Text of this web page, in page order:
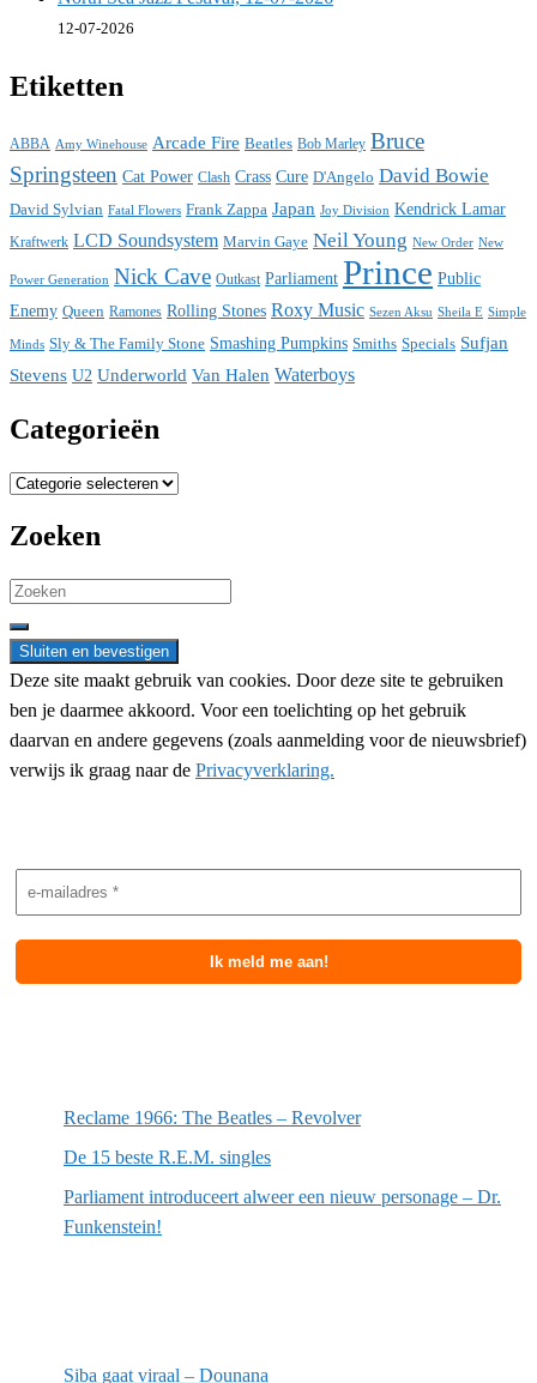
12-07-2026
Etiketten
ABBA Amy Winehouse Arcade Fire Beatles Bob Marley Bruce
Springsteen Cat Power Clash Crass Cure D'Angelo David Bowie
David Sylvian Fatal Flowers Frank Zappa Japan Joy Division Kendrick Lamar
Kraftwerk LCD Soundsystem Marvin Gaye Neil Young New Order New
Power Generation Nick Cave Outkast Parliament Prince Public
Enemy Queen Ramones Rolling Stones Roxy Music Sezen Aksu Sheila E Simple
Minds Sly & The Family Stone Smashing Pumpkins Smiths Specials Sufjan
Stevens U2 Underworld Van Halen Waterboys
Categorieën
Categorieën
Zoeken
Search
for:
Deze site maakt gebruik van cookies. Door deze site te gebruiken
ben je daarmee akkoord. Voor een toelichting op het gebruik
daarvan en andere gegevens (zoals aanmelding voor de nieuwsbrief)
verwijs ik graag naar de Privacyverklaring.
Reclame 1966: The Beatles – Revolver
De 15 beste R.E.M. singles
Parliament introduceert alweer een nieuw personage – Dr.
Funkenstein!
Siba gaat viraal – Dounana